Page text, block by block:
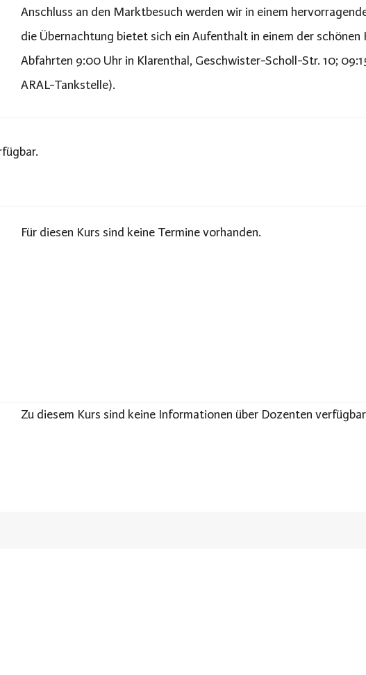
Anschluss an den Marktbesuch werden wir in einem
die Übernachtung bietet sich ein Aufenthalt in einem der schönen
Abfahrten 9:00 Uhr in Klarenthal, Geschwister-Scholl-Str. 10;
ARAL-Tankstelle).
Für diesen Kurs sind keine Termine vorhanden.
Zu diesem Kurs sind keine Informationen über Dozenten